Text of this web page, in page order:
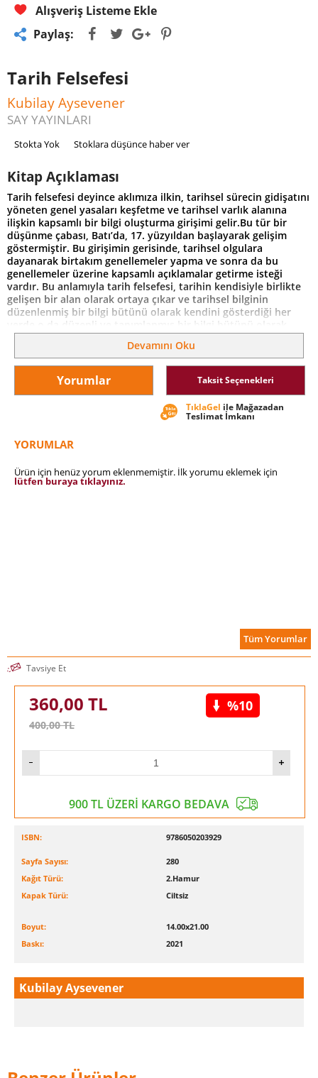
Alışveriş Listeme Ekle
Paylaş:
Tarih Felsefesi
Kubilay Aysevener
SAY YAYINLARI
Stokta Yok Stoklara düşünce haber ver
Kitap Açıklaması
Tarih felsefesi deyince aklımıza ilkin, tarihsel sürecin gidişatını
yöneten genel yasaları keşfetme ve tarihsel varlık alanına
ilişkin kapsamlı bir bilgi oluşturma girişimi gelir.Bu tür bir
düşünme çabası, Batı’da, 17. yüzyıldan başlayarak gelişim
göstermiştir. Bu girişimin gerisinde, tarihsel olgulara
dayanarak birtakım genellemeler yapma ve sonra da bu
genellemeler üzerine kapsamlı açıklamalar getirme isteği
vardır. Bu anlamıyla tarih felsefesi, tarihin kendisiyle birlikte
gelişen bir alan olarak ortaya çıkar ve tarihsel bilginin
düzenlenmiş bir bilgi bütünü olarak kendini gösterdiği her
yerde o da düzenli ve tanımlanmış bir bilgi bütünü olarak
varolur. Amacı da bir bütün olarak dünya hakkında düşünmek
ya da onun yasalarını keşfetmektir. Diğer yönüyle tarih
felsefesi, tarihçinin yapıp etmekte olduğu işin ne olduğunun
sorgulanmasını kapsar. Bu anlamıyla o, henüz ulaşılmamış bir
gerçeklik üzerine bir bilme etkinliği olarak değil, tarihçinin
gerçeğe ulaşma çabası üzerine bir bilme etkinliği, bir insanlık
deneyimi ve de tarihin diğer deneyim biçimleriyle olan
Bu kitap, bu tartışmaların bir serimlemesi ve eleştirisidir.
Devamını Oku
Yorumlar Taksit Seçenekleri
TıklaGel ile Mağazadan
Teslimat İmkanı
YORUMLAR
Ürün için henüz yorum eklenmemiştir. İlk yorumu eklemek için
lütfen buraya tıklayınız.
Tüm Yorumlar
Tavsiye Et
360,00 TL
400,00TL
%10
900 TL ÜZERİ KARGO BEDAVA
ISBN: 9786050203929
Sayfa Sayısı:
280
Kağıt Türü:
2.Hamur
Kapak Türü:
Ciltsiz
Boyut:
14.00x21.00
Baskı:
2021
Kubilay Aysevener